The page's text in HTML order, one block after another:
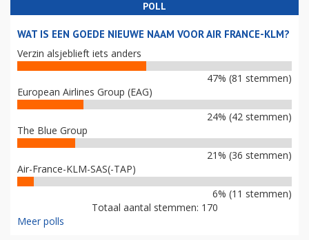
POLL
WAT IS EEN GOEDE NIEUWE NAAM VOOR AIR FRANCE-KLM?
Verzin alsjeblieft iets anders
47% (81 stemmen)
European Airlines Group (EAG)
24% (42 stemmen)
The Blue Group
21% (36 stemmen)
Air-France-KLM-SAS(-TAP)
6% (11 stemmen)
Totaal aantal stemmen: 170
Meer polls